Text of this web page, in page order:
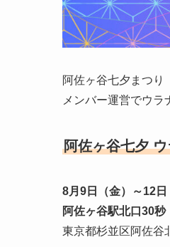
阿佐ヶ谷七夕まつり
メンバー運営でウラ
阿佐ヶ谷七夕
8月9日（金）～12
阿佐ヶ谷駅北口30
東京都杉並区阿佐谷